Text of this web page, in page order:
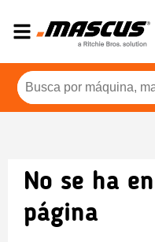
No se ha
página